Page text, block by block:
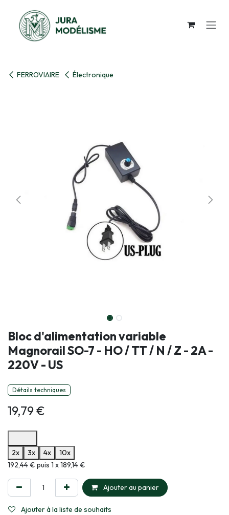
FERROVIAIRE Électronique
Bloc d'alimentation variable
Magnorail SO-7 - HO / TT / N / Z - 2A -
220V - US
Détails techniques
19,79€
2x
3x 4x
10x
Informations sur le plan de paiement sélectionné
192,44 € puis 1 x 189,14 €
Ajouter au panier
Ajouter à la liste de souhaits